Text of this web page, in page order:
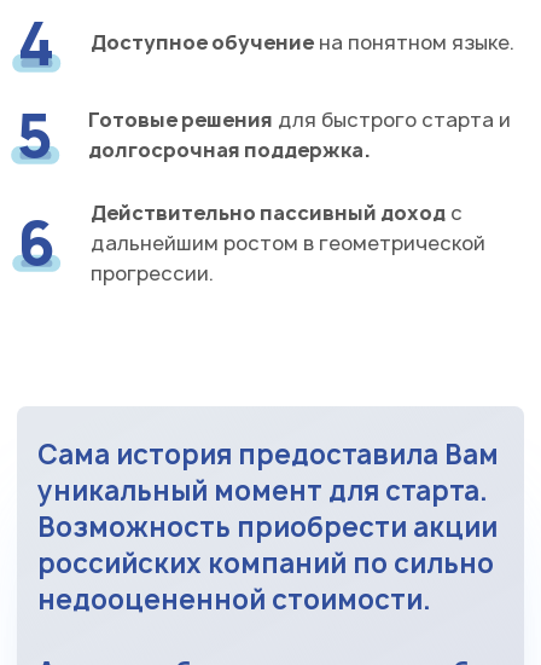
4 Доступное обучение на понятном языке.
5 Готовые решения для быстрого старта и
долгосрочная поддержка.
6 Действительно пассивный доход с
дальнейшим ростом в геометрической
прогрессии.
Сама история предоставила Вам
уникальный момент для старта.
Возможность приобрести акции
российских компаний по сильно
недооцененной стоимости.